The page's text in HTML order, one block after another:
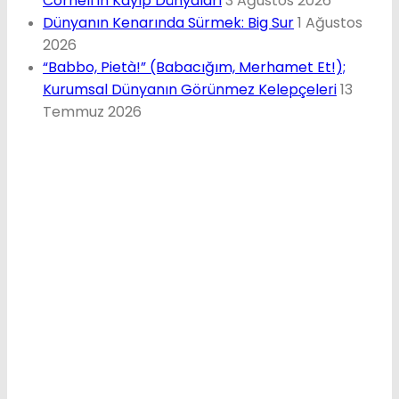
Dünyanın Kenarında Sürmek: Big Sur1 Ağustos
2026
“Babbo, Pietà!” (Babacığım, Merhamet Et!);
Kurumsal Dünyanın Görünmez Kelepçeleri13
Temmuz 2026